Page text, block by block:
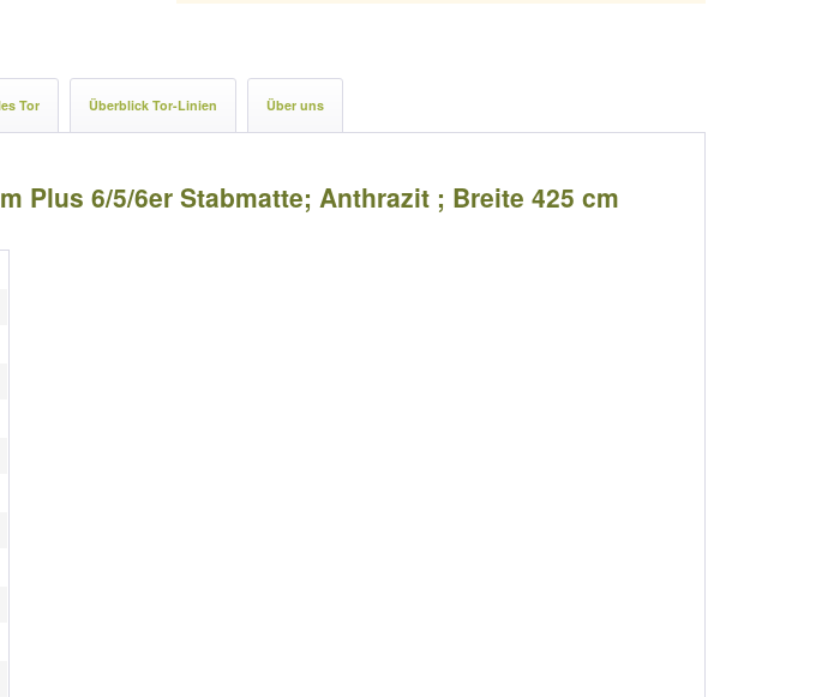
Tor Überblick Tor-Linien Über uns
Plus 6/5/6er Stabmatte; Anthrazit ; Breite 425 cm